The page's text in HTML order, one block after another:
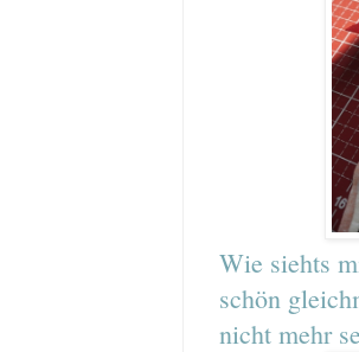
Wie siehts
schön
nicht mehr